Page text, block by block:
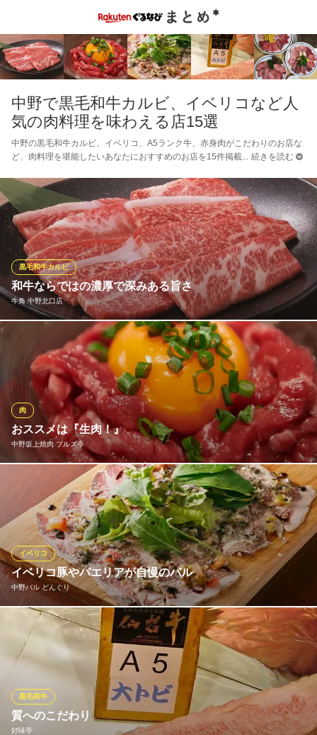
中野で黒毛和牛カルビ、イベリコなど人
気の肉料理を味わえる店15選
中野の黒毛和牛カルビ、イベリコ、A5ランク牛、赤身肉がこだわりのお店な
ど、肉料理を堪能したいあなたにおすすめのお店を15件掲載
続きを読む
和牛ならではの濃厚で深みある旨さ
牛角 中野北口店
黒毛和牛カルビ
信頼できる和牛のプロフェッショナルたちが、 全国から選び抜い
たこだわりの美味しさをぜひご賞味あれ ●黒毛和牛カルビ (税込)9
79円
牛角 中野北口店
焼肉
ＪＲ中央線中野駅 徒歩2分
東京都中野区中野5-65-5 中野SKビル3F
おススメは『生肉！』
中野坂上焼肉 ブルズ亭
肉
保健所認可の生肉取扱店だからこそ出来る安心でおいしい生肉メ
ニュー♪存分に味わい尽くせます！国産和牛のユッケは当店自慢！
【タレ味・塩味】をその日の気分に合わせて選べるおススメの一
品。
中野坂上焼肉 ブルズ亭
焼/生/炙を味わう
地下鉄丸ノ内線中野坂上駅 徒歩2分
東京都中野区本町2-45-13 山手ビル1F
イベリコ豚やパエリアが自慢のバル
中野バル どんぐり
イベリコ
料理バラエティに富んだイベリコ豚&ラム料理。〆にはパエリア
も！ラムしゃぶエスニックサラダや塩ジンギスカンなどバラエテ
ィ豊かなラインナップ。定番のラムチョップをはじめ、アヒージ
ョメニューも充実。お食事の〆には、具材たっぷりで食べ応えの
あるパエリアやラムタコライスをお召し上がりください！
中野バル どんぐり
質へのこだわり
好味亭
黒毛和牛